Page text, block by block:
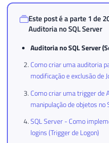
Este post é a parte 1 de
Auditoria no SQL Server
Auditoria no SQL Server
Como criar uma auditoria
modificação e exclusão de
Como criar uma trigger de
manipulação de objetos no
SQL Server - Como
logins (Trigger de Logon)